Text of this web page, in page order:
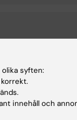
syften:
innehåll och